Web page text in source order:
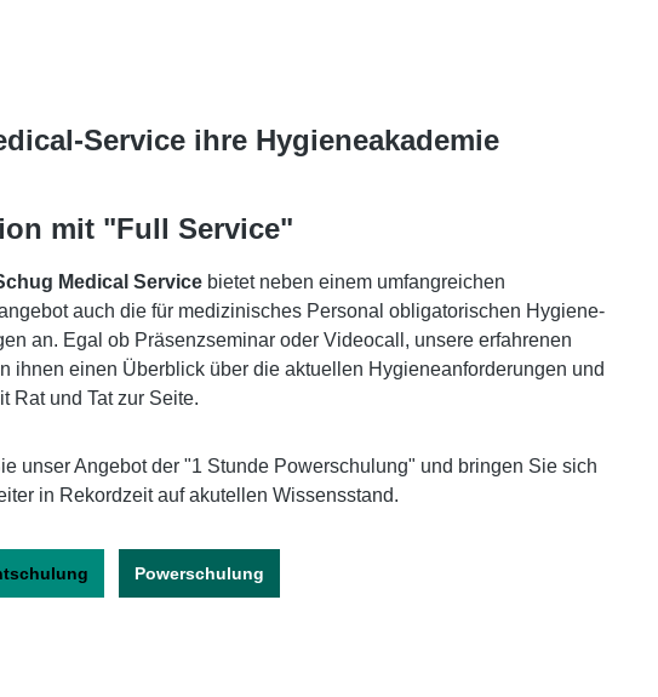
Service ihre Hygieneakademie
mit "Full Service"
Medical Service bietet neben einem umfangreichen
auch die für medizinisches Personal obligatorischen Hygiene-
an. Egal ob Präsenzseminar oder Videocall, unsere erfahrenen
ihnen einen Überblick über die aktuellen Hygieneanforderungen und
Rat und Tat zur Seite.
unser Angebot der "1 Stunde Powerschulung" und bringen Sie sich
in Rekordzeit auf akutellen Wissensstand.
Powerschulung